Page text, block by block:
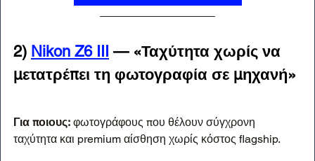
2) Nikon Z6 III
— «Ταχύτητα χωρίς να
μετατρέπει τη φωτογραφία σε μηχανή»
Για ποιους: φωτογράφους που θέλουν σύγχρονη
ταχύτητα και premium αίσθηση χωρίς κόστος flagship.